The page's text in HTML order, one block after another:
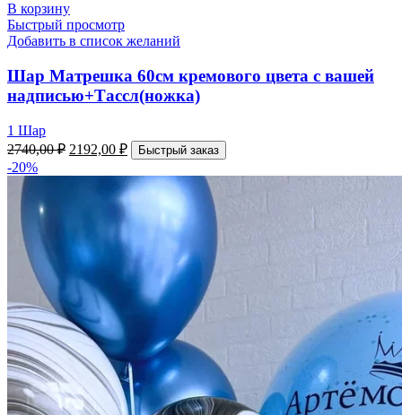
В корзину
Быстрый просмотр
Добавить в список желаний
Шар Матрешка 60см кремового цвета с вашей
надписью+Тассл(ножка)
1 Шар
2740,00₽ 2192,00 ₽ Быстрый заказ
-20%